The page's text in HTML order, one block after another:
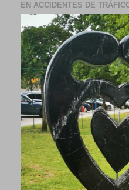
EN ACCIDENTES DE